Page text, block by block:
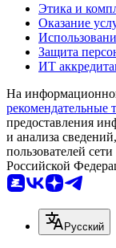
Этика и
Оказание
Защита
ИТ
На
рекомендательные
предоставления
и анализа
пользователей
Российской
Русский